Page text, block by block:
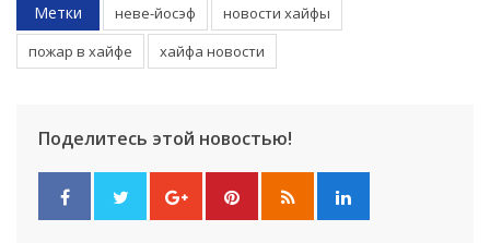
Метки неве-йосэф
новости хайфы
пожар в хайфе
хайфа новости
Поделитесь этой новостью!